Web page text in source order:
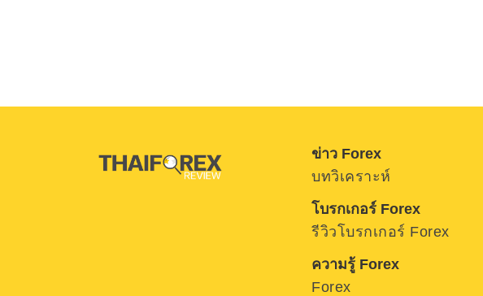
ข่าว Forex
บทวิเคราะห์
โบรกเกอร์ Forex
รีวิวโบรกเกอร์ Forex
ความรู้ Forex
Forex